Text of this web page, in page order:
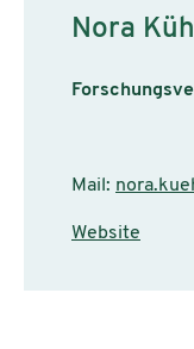
Nora
Mail:
Website